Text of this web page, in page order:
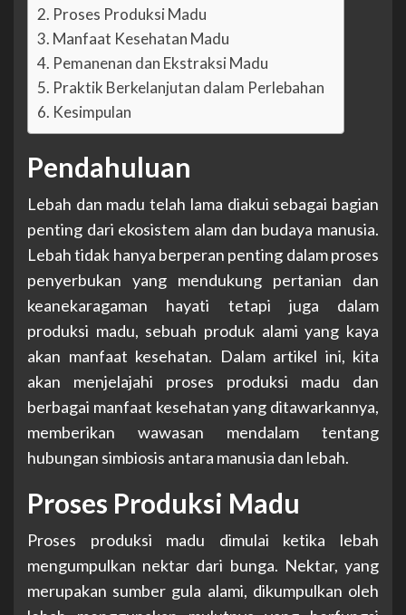
Proses Produksi Madu
Manfaat Kesehatan Madu
Pemanenan dan Ekstraksi Madu
Praktik Berkelanjutan dalam Perlebahan
Kesimpulan
Pendahuluan
Lebah dan madu telah lama diakui sebagai bagian
penting dari ekosistem alam dan budaya manusia.
Lebah tidak hanya berperan penting dalam proses
penyerbukan yang mendukung pertanian dan
keanekaragaman hayati tetapi juga dalam
produksi madu, sebuah produk alami yang kaya
akan manfaat kesehatan. Dalam artikel ini, kita
akan menjelajahi proses produksi madu dan
berbagai manfaat kesehatan yang ditawarkannya,
memberikan wawasan mendalam tentang
hubungan simbiosis antara manusia dan lebah.
Proses Produksi Madu
Proses produksi madu dimulai ketika lebah
mengumpulkan nektar dari bunga. Nektar, yang
merupakan sumber gula alami, dikumpulkan oleh